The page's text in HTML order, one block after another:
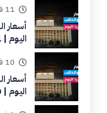
11 فبراير, 2026 - 11:05 ص
أسعار
اليوم | 11 فبراير الأربعاء 2026
10 فبراير, 2026 - 10:30 ص
أسعار
اليوم | 10 فبراير الثلاثاء 2026